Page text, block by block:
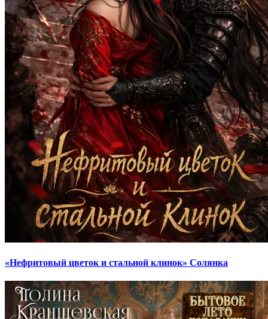
«Нефритовый цветок и стальной клинок» Солянка